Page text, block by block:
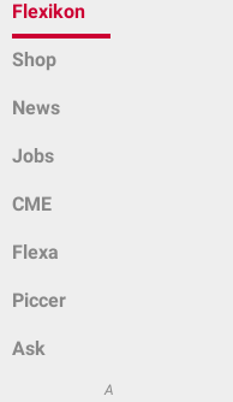
Flexikon
Shop
News
Jobs
CME
Flexa
Piccer
Ask
A